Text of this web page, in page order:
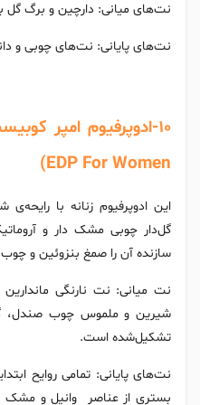
نت‌‌های میانی: دارچین و برگ
نت‌های پایانی: نت‌های چوبی و
EDP For Women)
این ادوپرفیوم زنانه با
گل‌دار چوبی مشک‌ ‌دار و
سازنده آن را صمغ بنزوئین و
نت میانی: نت نارنگی
شیرین و ملموس چوب صندل،
تشکیل‌شده است.
نت‌های‌ پایانی: تمامی روایح
بستری از عناصر وانیل و مشک